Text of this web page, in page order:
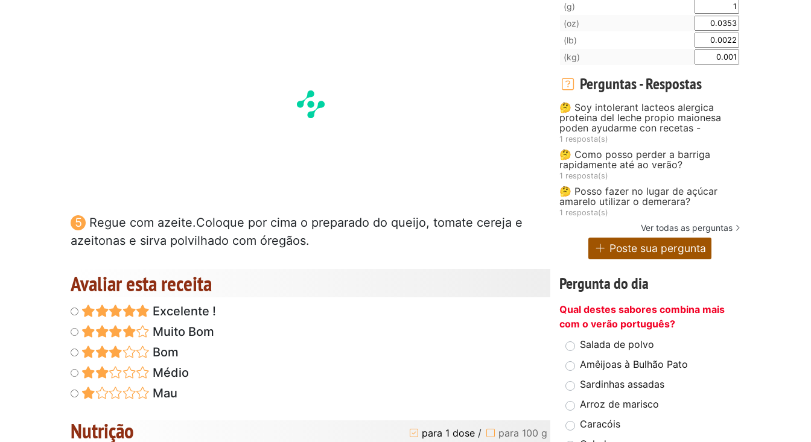
Regue com azeite.Coloque por cima o preparado do queijo, tomate cereja e
azeitonas e sirva polvilhado com óregãos.
Avaliar esta receita
Excelente !
Muito Bom
Bom
Médio
Mau
Nutrição para 1 dose / para 100 g
(g)
(oz)
(lb)
(kg)
Perguntas - Respostas
🤔 Soy intolerant lacteos alergica
proteina del leche propio maionesa
poden ayudarme con recetas -
1 resposta(s)
🤔 Como posso perder a barriga
rapidamente até ao verão?
1 resposta(s)
🤔 Posso fazer no lugar de açúcar
amarelo utilizar o demerara?
1 resposta(s)
Ver todas as perguntas
Poste sua pergunta
Pergunta do dia
Qual destes sabores combina mais
com o verão português?
Salada de polvo
Amêijoas à Bulhão Pato
Sardinhas assadas
Arroz de marisco
Caracóis